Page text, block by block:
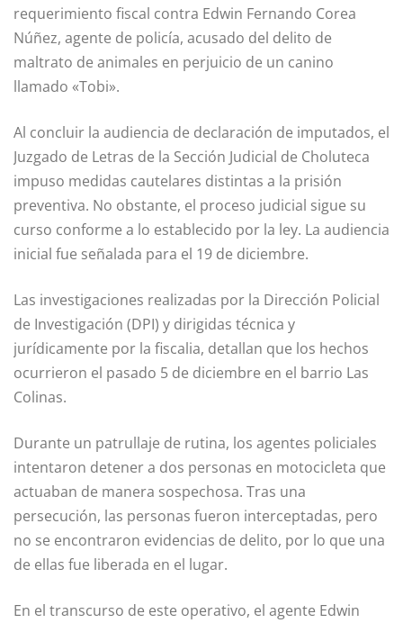
requerimiento fiscal contra Edwin Fernando Corea
Núñez, agente de policía, acusado del delito de
maltrato de animales en perjuicio de un canino
llamado «Tobi».
Al concluir la audiencia de declaración de imputados, el
Juzgado de Letras de la Sección Judicial de Choluteca
impuso medidas cautelares distintas a la prisión
preventiva. No obstante, el proceso judicial sigue su
curso conforme a lo establecido por la ley. La audiencia
inicial fue señalada para el 19 de diciembre.
Las investigaciones realizadas por la Dirección Policial
de Investigación (DPI) y dirigidas técnica y
jurídicamente por la fiscalia, detallan que los hechos
ocurrieron el pasado 5 de diciembre en el barrio Las
Colinas.
Durante un patrullaje de rutina, los agentes policiales
intentaron detener a dos personas en motocicleta que
actuaban de manera sospechosa. Tras una
persecución, las personas fueron interceptadas, pero
no se encontraron evidencias de delito, por lo que una
de ellas fue liberada en el lugar.
En el transcurso de este operativo, el agente Edwin